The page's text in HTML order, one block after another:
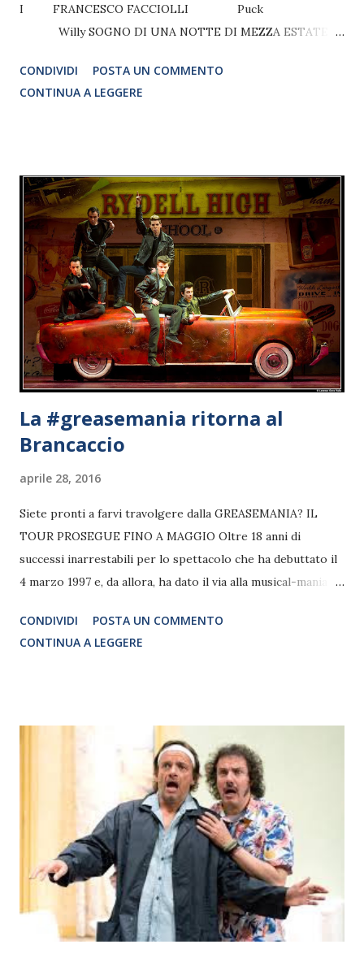
I FRANCESCO FACCIOLLI Puck
Willy SOGNO DI UNA NOTTE DI MEZZA ESTATE IL
Maggio 2016, h.20,30 Rivisitazione del capolavoro
shakespeariano attualizzato in chiave moderna versione
CONDIVIDI
POSTA UN COMMENTO
CONTINUA A LEGGERE
La #greasemania ritorna al
Brancaccio
aprile 28, 2016
Siete pronti a farvi travolgere dalla GREASEMANIA? IL
TOUR PROSEGUE FINO A MAGGIO Oltre 18 anni di
successi inarrestabili per lo spettacolo che ha debuttato il
4 marzo 1997 e, da allora, ha dato il via alla musical-mania in
Compagnia della Rancia con la regia di Saverio Marconi, con
più di 1.600.000 spettatori all’attivo, torna a grande in tour
CONDIVIDI
POSTA UN COMMENTO
CONTINUA A LEGGERE